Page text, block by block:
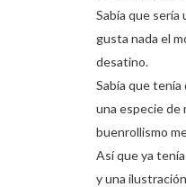
Sabía que sería
gusta nada el
desatino.
Sabía que
una especie de
buenrollismo
Así que ya
y una